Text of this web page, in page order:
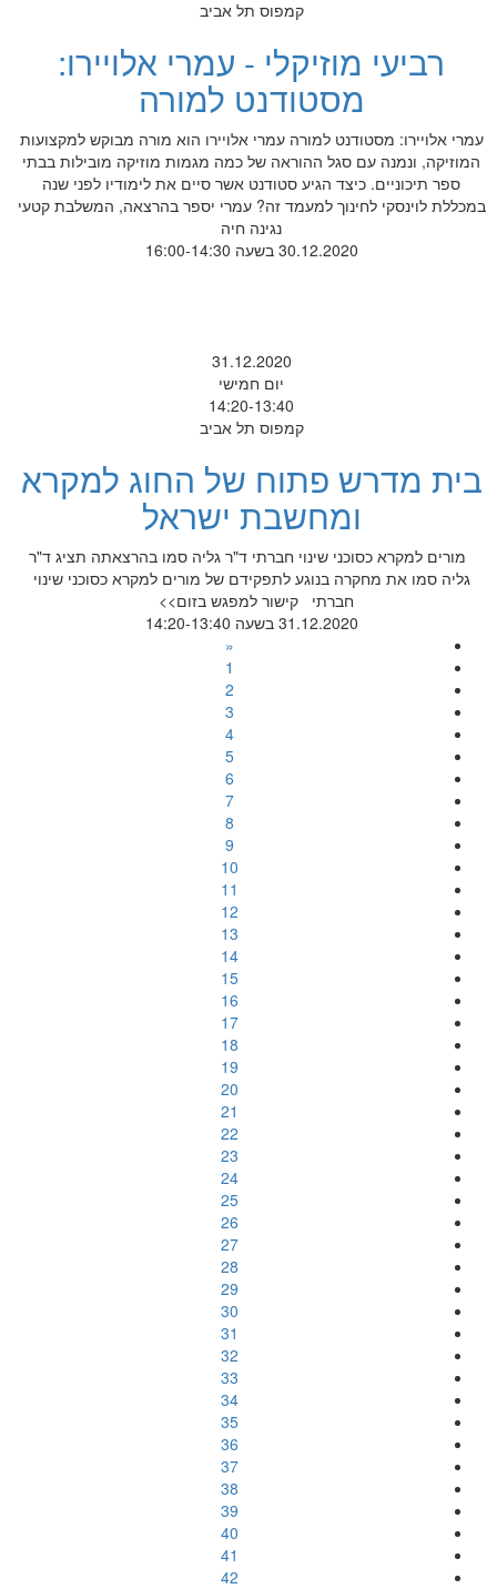
קמפוס תל אביב
רביעי מוזיקלי - עמרי אלויירו:
מסטודנט למורה
עמרי אלויירו: מסטודנט למורה עמרי אלויירו הוא מורה מבוקש למקצועות
המוזיקה, ונמנה עם סגל ההוראה של כמה מגמות מוזיקה מובילות בבתי
ספר תיכוניים. כיצד הגיע סטודנט אשר סיים את לימודיו לפני שנה
במכללת לוינסקי לחינוך למעמד זה? עמרי יספר בהרצאה, המשלבת קטעי
נגינה חיה
30.12.2020 בשעה 16:00-14:30
31.12.2020
יום חמישי
14:20-13:40
קמפוס תל אביב
בית מדרש פתוח של החוג למקרא
ומחשבת ישראל
מורים למקרא כסוכני שינוי חברתי ד"ר גליה סמו בהרצאתה תציג ד"ר
גליה סמו את מחקרה בנוגע לתפקידם של מורים למקרא כסוכני שינוי
חברתי קישור למפגש בזום>>
31.12.2020 בשעה 14:20-13:40
«
1
2
3
4
5
6
7
8
9
10
11
12
13
14
15
16
17
18
19
20
21
22
23
24
25
26
27
28
29
30
31
32
33
34
35
36
37
38
39
40
41
42